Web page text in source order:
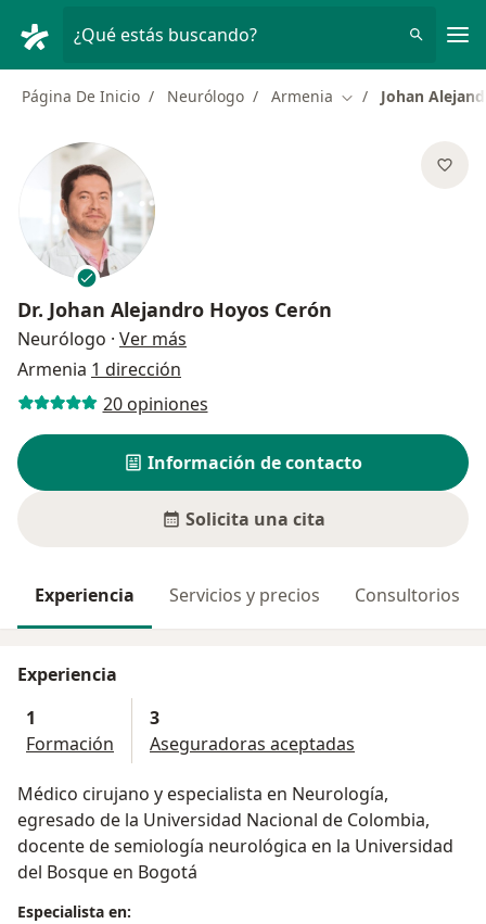
¿Qué estás buscando?
Página De Inicio Neurólogo Armenia Cambiar de ciudad
Johan
Dr. Johan Alejandro Hoyos Cerón
Neurólogo · Ver más
Armenia 1 dirección
20 opiniones
Información de contacto
Solicita una cita
Experiencia Servicios y precios Consultorios
Experiencia
1
Formación
3
Aseguradoras aceptadas
Médico cirujano y especialista en Neurología,
egresado de la Universidad Nacional de Colombia,
docente de semiología neurológica en la Universidad
del Bosque en Bogotá
Especialista en: